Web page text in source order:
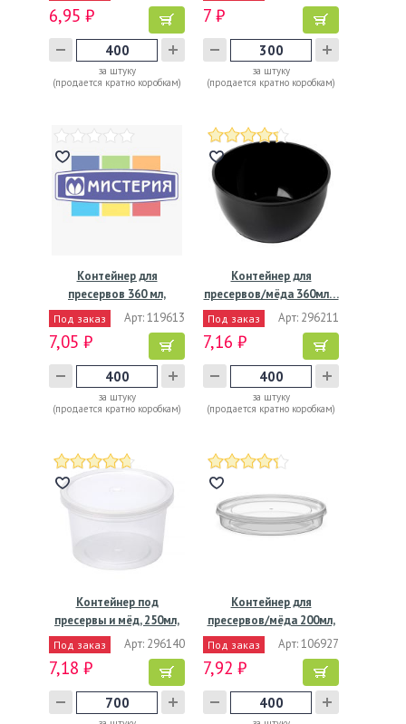
6,95 ₽
за штуку
(продается кратно коробкам)
7 ₽
за штуку
(продается кратно коробкам)
Контейнер для
пресервов 360 мл,
d112хh55 мм,…
Под заказ Арт: 119613
7,05 ₽
за штуку
(продается кратно коробкам)
Контейнер для
пресервов/мёда 360мл…
Под заказ Арт: 296211
7,16 ₽
за штуку
(продается кратно коробкам)
Контейнер под
пресервы и мёд, 250мл,
"банка"…
Под заказ Арт: 296140
7,18 ₽
Контейнер для
пресервов/мёда 200мл,
"банка",…
Под заказ Арт: 106927
7,92 ₽